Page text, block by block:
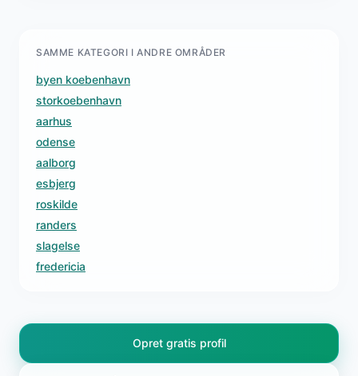
SAMME KATEGORI I ANDRE OMRÅDER
byen koebenhavn
storkoebenhavn
aarhus
odense
aalborg
esbjerg
roskilde
randers
slagelse
fredericia
Opret gratis profil